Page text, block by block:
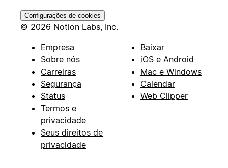
Configurações de cookies
© 2026 Notion Labs, Inc.
Empresa
Sobre nós
Carreiras
Segurança
Status
Termos e
privacidade
Seus direitos de
privacidade
Baixar
iOS e Android
Mac e Windows
Calendar
Web Clipper